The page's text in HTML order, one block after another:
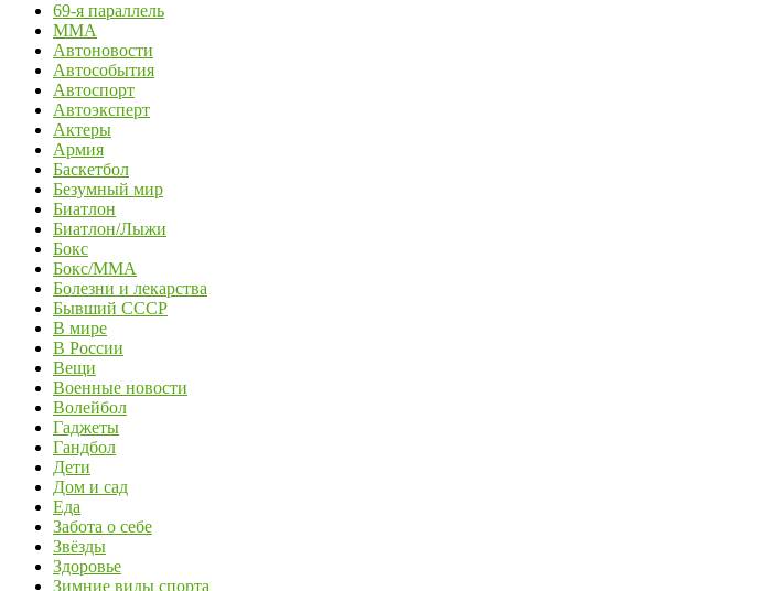
69-я параллель
MMA
Автоновости
Автособытия
Автоспорт
Автоэксперт
Актеры
Армия
Баскетбол
Безумный мир
Биатлон
Биатлон/Лыжи
Бокс
Бокс/MMA
Болезни и лекарства
Бывший СССР
В мире
В России
Вещи
Военные новости
Волейбол
Гаджеты
Гандбол
Дети
Дом и сад
Еда
Забота о себе
Звёзды
Здоровье
Зимние виды спорта